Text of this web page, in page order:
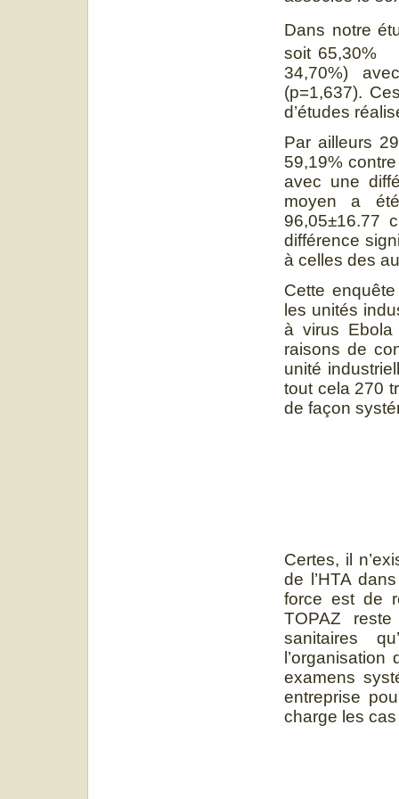
Dans notre
soit 65,30%
34,70%)
(p=1,637).
d’études
Par ailleurs
59,19%
avec une
moyen a
différence
à celles des
Cette
les unités
à virus Ebola
raisons de
unité
tout cela 270
de façon
Certes, il
de l’HTA
force est de
TOPAZ
sanitaires
examens
entreprise
charge les cas